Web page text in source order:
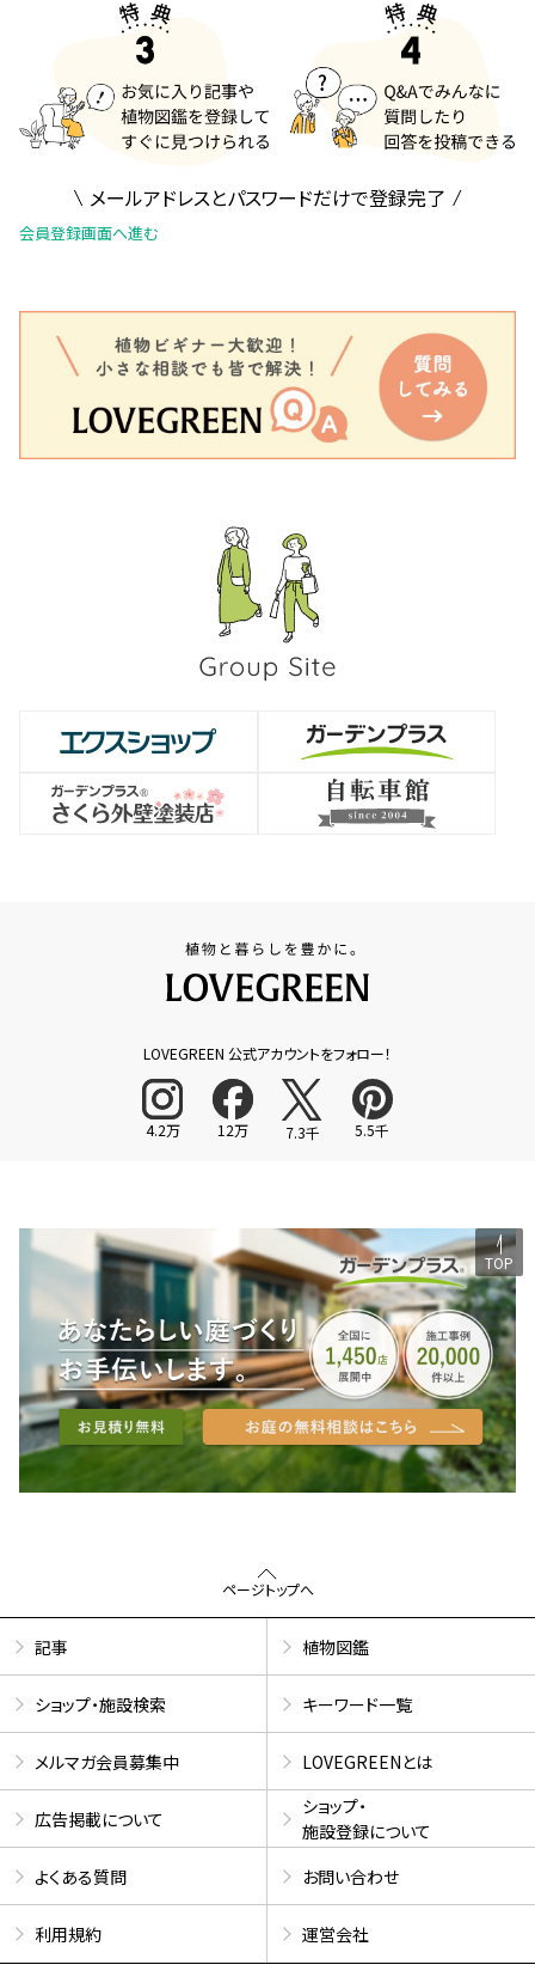
メールアドレスとパスワードだけで登録完了
会員登録画面へ進む
LOVEGREEN 公式アカウントをフォロー！
4.2万 12万 7.3千 5.5千
TOP
ページトップへ
記事 植物図鑑
ショップ・施設検索 キーワード一覧
メルマガ会員募集中 LOVEGREENとは
広告掲載について
ショップ・
施設登録について
よくある質問
お問い合わせ
利用規約 運営会社